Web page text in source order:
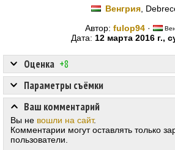
Венгрия,
Автор: fulop94 ·
Дата: 12 марта 2016 г.,
Оценка +8
Параметры съёмки
Ваш комментарий
Вы не вошли на сайт.
Комментарии могут оставлять только
пользователи.